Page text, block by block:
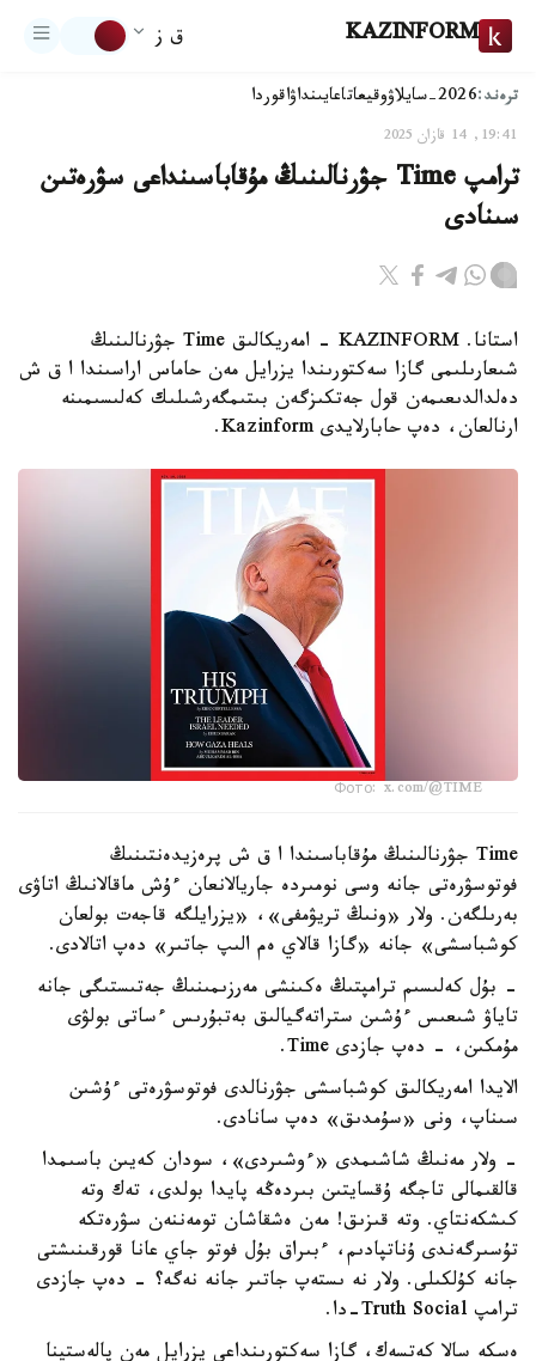
KAZINFORM ق ز
ترەند:2026-سايلاۋ وقيعاتاعايىنداۋاقوردا
19:41, 14 قازان 2025
ترامپ Time جۋرنالىنىڭ مۇقاباسىنداعى سۋرەتىن
سىنادى
استانا. KAZINFORM - امەريكالىق Time جۋرنالىنىڭ
شىعارىلىمى گازا سەكتورىندا يزرايل مەن حاماس اراسىندا ا ق ش
دەلدالدىعىمەن قول جەتكىزگەن بىتىمگەرشىلىك كەلىسىمىنە
ارنالعان، دەپ حابارلايدى Kazinform.
Фото: x.com/@TIME
Time جۋرنالىنىڭ مۇقاباسىندا ا ق ش پرەزيدەنتىنىڭ
فوتوسۋرەتى جانە وسى نومىردە جاريالانعان ءۇش ماقالانىڭ اتاۋى
بەرىلگەن. ولار «ونىڭ تريۋمفى»، «يزرايلگە قاجەت بولعان
كوشباسشى» جانە «گازا قالاي ەم الىپ جاتىر» دەپ اتالادى.
- بۇل كەلىسىم ترامپتىڭ ەكىنشى مەرزىمىنىڭ جەتىستىگى جانە
تاياۋ شىعىس ءۇشىن ستراتەگيالىق بەتبۇرىس ءساتى بولۋى
مۇمكىن، - دەپ جازدى Time.
الايدا امەريكالىق كوشباسشى جۋرنالدى فوتوسۋرەتى ءۇشىن
سىناپ، ونى «سۇمدىق» دەپ سانادى.
- ولار مەنىڭ شاشىمدى «ءوشىردى»، سودان كەيىن باسىمدا
قالقىمالى تاجگە ۇقسايتىن بىردەڭە پايدا بولدى، تەك وتە
كىشكەنتاي. وتە قىزىق! مەن ەشقاشان تومەننەن سۋرەتكە
تۇسىرگەندى ۇناتپادىم، ءبىراق بۇل فوتو جاي عانا قورقىنىشتى
جانە كۇلكىلى. ولار نە ىستەپ جاتىر جانە نەگە؟ - دەپ جازدى
ترامپ Truth Social-دا.
ەسكە سالا كەتسەك، گازا سەكتورىنداعى يزرايل مەن پالەستينا